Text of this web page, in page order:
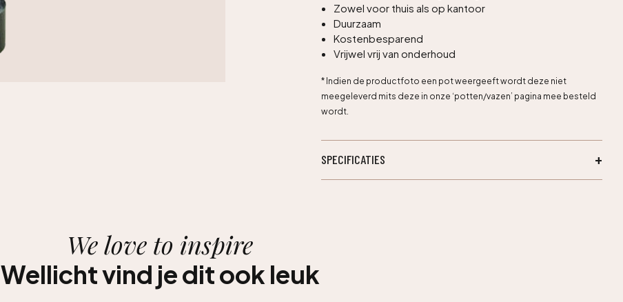
Zowel voor thuis als op kantoor
Duurzaam
Kostenbesparend
Vrijwel vrij van onderhoud
* Indien de productfoto een pot weergeeft wordt deze niet
meegeleverd mits deze in onze ‘potten/vazen’ pagina mee besteld
wordt.
SPECIFICATIES
We love to inspire
Wellicht vind je dit ook leuk